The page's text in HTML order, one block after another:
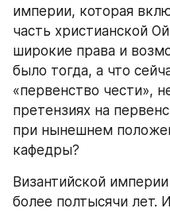
империи, которая
часть христианской
широкие права и
было тогда, а что
«первенство чести»,
претензиях на
при нынешнем
кафедры?
Византийской
более полтысячи лет.